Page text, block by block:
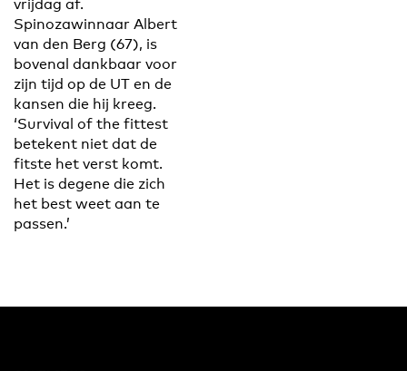
vrijdag af.
Spinozawinnaar Albert
van den Berg (67), is
bovenal dankbaar voor
zijn tijd op de UT en de
kansen die hij kreeg.
‘Survival of the fittest
betekent niet dat de
fitste het verst komt.
Het is degene die zich
het best weet aan te
passen.’